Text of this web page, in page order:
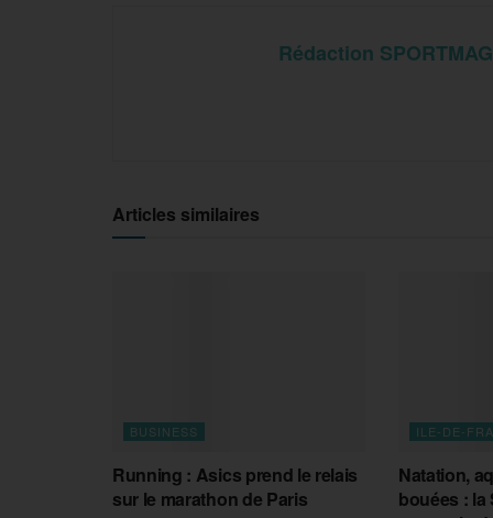
Rédaction SPORTMAG
Articles similaires
BUSINESS
Running : Asics prend le relais
sur le marathon de Paris
ILE-DE-
Natation,
bouées : la